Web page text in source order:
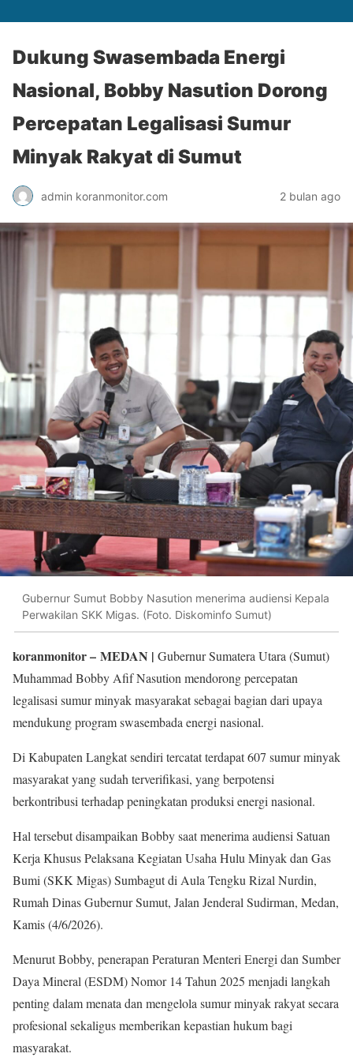
Dukung Swasembada Energi
Nasional, Bobby Nasution Dorong
Percepatan Legalisasi Sumur
Minyak Rakyat di Sumut
admin koranmonitor.com 2 bulan ago
Gubernur Sumut Bobby Nasution menerima audiensi Kepala
Perwakilan SKK Migas. (Foto. Diskominfo Sumut)
koranmonitor– MEDAN | Gubernur Sumatera Utara (Sumut)
Muhammad Bobby Afif Nasution mendorong percepatan
legalisasi sumur minyak masyarakat sebagai bagian dari upaya
mendukung program swasembada energi nasional.
Di Kabupaten Langkat sendiri tercatat terdapat 607 sumur minyak
masyarakat yang sudah terverifikasi, yang berpotensi
berkontribusi terhadap peningkatan produksi energi nasional.
Hal tersebut disampaikan Bobby saat menerima audiensi Satuan
Kerja Khusus Pelaksana Kegiatan Usaha Hulu Minyak dan Gas
Bumi (SKK Migas) Sumbagut di Aula Tengku Rizal Nurdin,
Rumah Dinas Gubernur Sumut, Jalan Jenderal Sudirman, Medan,
Kamis (4/6/2026).
Menurut Bobby, penerapan Peraturan Menteri Energi dan Sumber
Daya Mineral (ESDM) Nomor 14 Tahun 2025 menjadi langkah
penting dalam menata dan mengelola sumur minyak rakyat secara
profesional sekaligus memberikan kepastian hukum bagi
masyarakat.